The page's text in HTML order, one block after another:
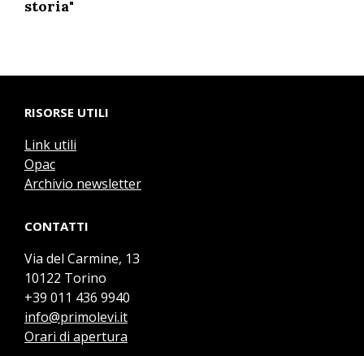
storia"
RISORSE UTILI
Link utili
Opac
Archivio newsletter
CONTATTI
Via del Carmine, 13
10122 Torino
+39 011 436 9940
info@primolevi.it
Orari di apertura